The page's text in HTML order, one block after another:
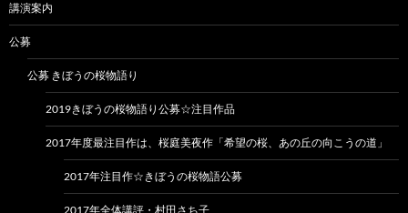
講演案内
公募
公募 きぼうの桜物語り
2019きぼうの桜物語り公募☆注目作品
2017年度最注目作は、桜庭美夜作「希望の桜、あの丘の向こうの道」
2017年注目作☆きぼうの桜物語公募
2017年全体講評・村田さち子